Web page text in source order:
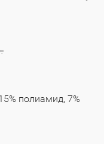
полиамид, 7%